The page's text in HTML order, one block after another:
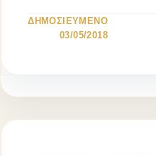
ΔΗΜΟΣΙΕΥΜΕΝΟ
03/05/2018